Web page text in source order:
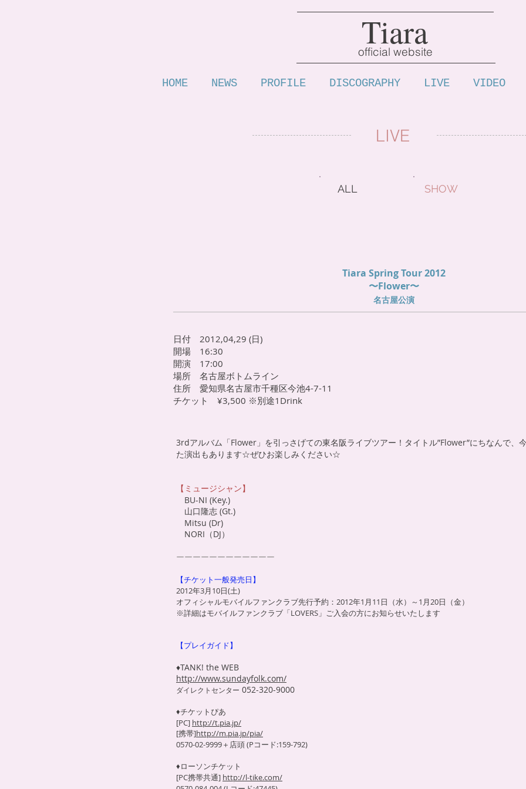
Tiara
official website
HOME NEWS PROFILE DISCOGRAPHY LIVE VIDEO
LIVE
ALL SHOW
Tiara Spring Tour 2012
〜Flower〜
名古屋公演
日付 2012,04,29 (日)
開場 16:30
開演 17:00
場所 名古屋ボトムライン
住所 愛知県名古屋市千種区今池4-7-11
チケット ¥3,500 ※別途1Drink
3rdアルバム「Flower」を引っさげての東名阪ライブツアー！ タイトル”Flower”にちなんで、
た演出もあります☆ぜひお楽しみください☆
【ミュージシャン】
BU-NI (Key.)
山口隆志 (Gt.)
Mitsu (Dr)
NORI（DJ）
ーーーーーーーーーーーー
【チケット一般発売日】
2012年3月10日(土)
オフィシャルモバイルファンクラブ先行予約：2012年1月11日（水）～1月20日（金）
※詳細はモバイルファンクラブ「LOVERS」ご入会の方にお知らせいたします
【プレイガイド】
♦TANK! the WEB
http://www.sundayfolk.com/
ダイレクトセンター 052-320-9000
♦チケットぴあ
[PC] http://t.pia.jp/
[携帯]http://m.pia.jp/pia/
0570-02-9999＋店頭 (Pコード:159-792)
♦ローソンチケット
[PC携帯共通] http://l-tike.com/